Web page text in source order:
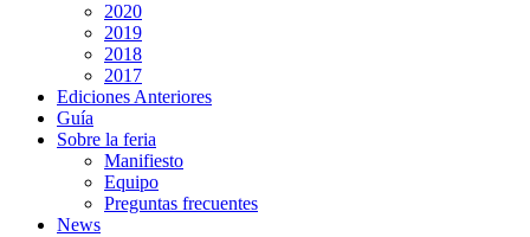
2020
2019
2018
2017
Ediciones Anteriores
Guía
Sobre la feria
Manifiesto
Equipo
Preguntas frecuentes
News